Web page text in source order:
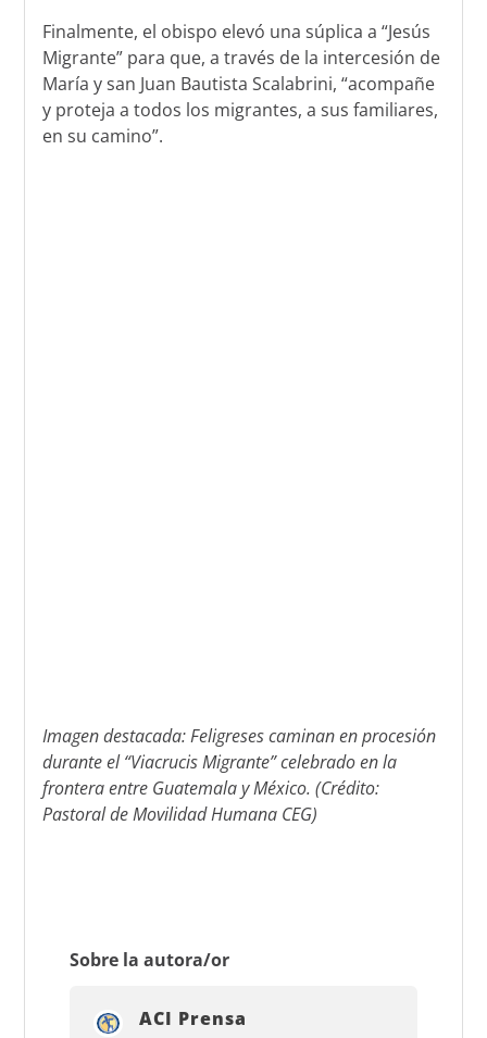
Finalmente, el obispo elevó una súplica a “Jesús
Migrante” para que, a través de la intercesión de
María y san Juan Bautista Scalabrini, “acompañe
y proteja a todos los migrantes, a sus familiares,
en su camino”.
Imagen destacada: Feligreses caminan en procesión
durante el “Viacrucis Migrante” celebrado en la
frontera entre Guatemala y México. (Crédito:
Pastoral de Movilidad Humana CEG)
Sobre la autora/or
ACI Prensa